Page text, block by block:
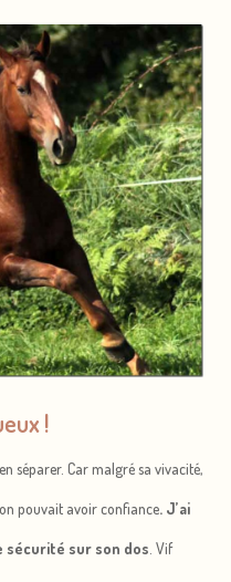
!
séparer. Car malgré sa vivacité,
pouvait avoir confiance. J’ai
sur son dos . Vif